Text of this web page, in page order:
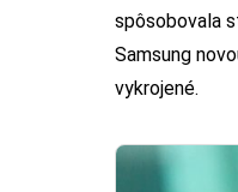
spôsobovala
Samsung
vykrojené.